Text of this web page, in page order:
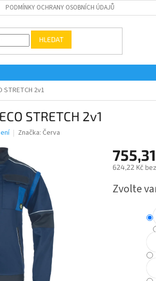
PODMÍNKY OCHRANY OSOBNÍCH ÚDAJŮ
HLEDAT
STRETCH 2v1
STRETCH 2v1
Značka: Červa
624,22 Kč
cena:
Zvolte